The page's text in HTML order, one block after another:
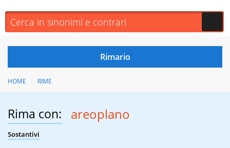
HOME RIME
Rima con: areoplano
Sostantivi